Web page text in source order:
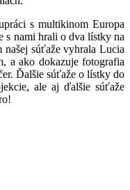
s multikinom Europa
s nami hrali o dva lístky na
súťaže vyhrala Lucia
a ako dokazuje fotografia
Ďalšie súťaže o lístky do
ale aj ďalšie súťaže